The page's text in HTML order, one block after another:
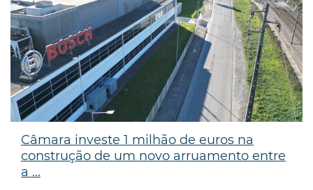
Câmara investe 1 milhão de euros na
construção de um novo arruamento entre
a ...